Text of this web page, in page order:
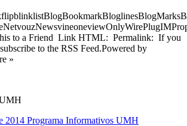
to a Friend Link HTML: Permalink: If you
to the RSS Feed.Powered by
»
2014 Programa Informativos UMH